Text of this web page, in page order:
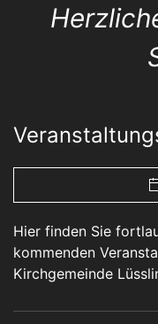
Hier finden Sie
kommenden
Kirchgemeinde